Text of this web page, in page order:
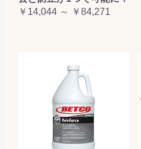
￥14,044 ～ ￥84,271